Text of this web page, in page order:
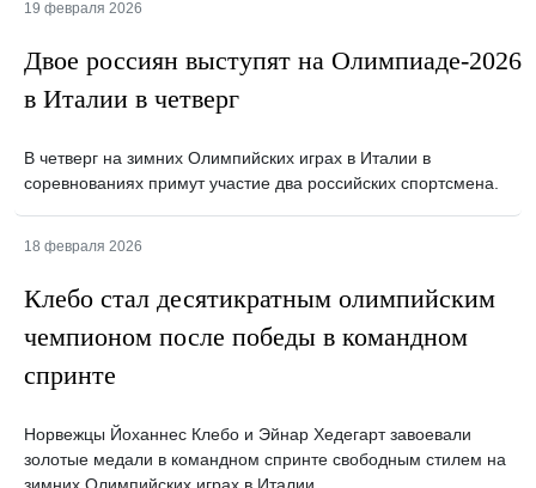
19 февраля 2026
Двое россиян выступят на Олимпиаде-2026
в Италии в четверг
В четверг на зимних Олимпийских играх в Италии в
соревнованиях примут участие два российских спортсмена.
18 февраля 2026
Клебо стал десятикратным олимпийским
чемпионом после победы в командном
спринте
Норвежцы Йоханнес Клебо и Эйнар Хедегарт завоевали
золотые медали в командном спринте свободным стилем на
зимних Олимпийских играх в Италии.